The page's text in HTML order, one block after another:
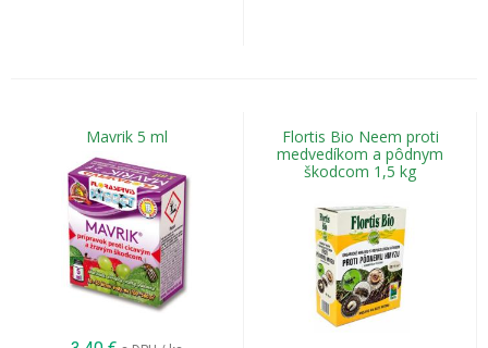
drozofilu japonskú,
piadivky,
húsenice,
roztoče.
Každý škodca si vyžaduje správne načasovanie ochrany a
vhodne zvolený insekticíd.
Mavrik 5 ml
Flortis Bio Neem proti
medvedíkom a pôdnym
škodcom 1,5 kg